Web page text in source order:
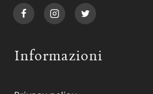
Informazioni